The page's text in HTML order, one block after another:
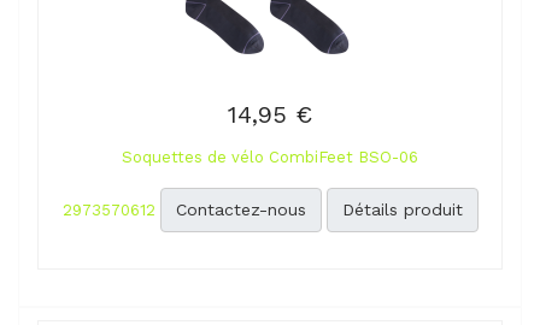
14,95 €
Soquettes de vélo CombiFeet BSO-06
2973570612 Contactez-nous Détails produit